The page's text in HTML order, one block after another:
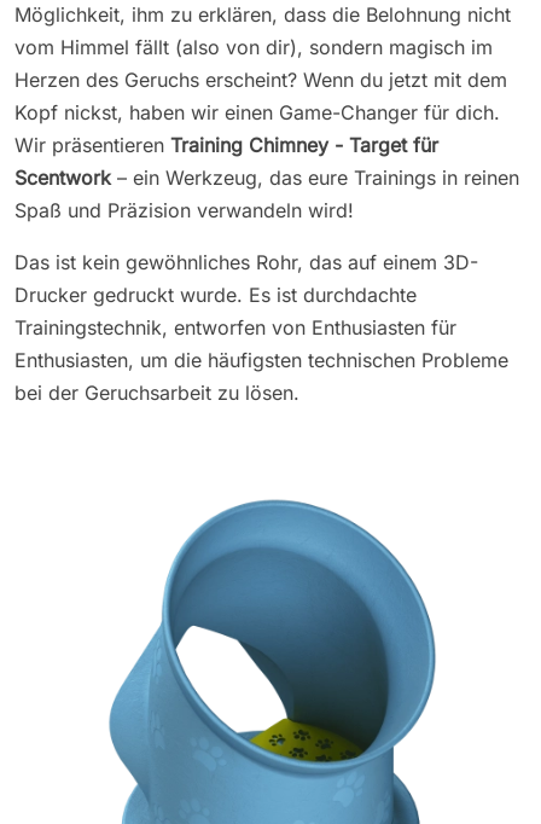
Möglichkeit, ihm zu erklären, dass die Belohnung nicht
vom Himmel fällt (also von dir), sondern magisch im
Herzen des Geruchs erscheint? Wenn du jetzt mit dem
Kopf nickst, haben wir einen Game-Changer für dich.
Wir präsentieren Training Chimney - Target für
Scentwork – ein Werkzeug, das eure Trainings in reinen
Spaß und Präzision verwandeln wird!
Das ist kein gewöhnliches Rohr, das auf einem 3D-
Drucker gedruckt wurde. Es ist durchdachte
Trainingstechnik, entworfen von Enthusiasten für
Enthusiasten, um die häufigsten technischen Probleme
bei der Geruchsarbeit zu lösen.